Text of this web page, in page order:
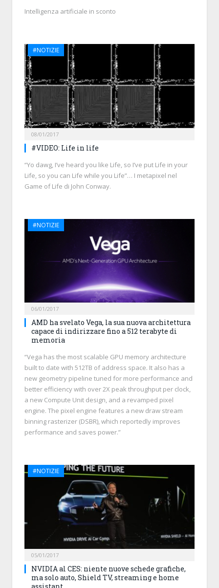
Intelligenza artificiale in sconto
#NOTIZIE
08/01/2017
#VIDEO: Life in life
“Yo dawg, I’ve heard you like Life, so I’ve put Life in your
Life, so you can Life while you Life”… I metapixel nel
Game of Life di John Conway.
#NOTIZIE
06/01/2017
AMD ha svelato Vega, la sua nuova architettura
capace di indirizzare fino a 512 terabyte di
memoria
“Vega has the most scalable GPU memory architecture
built to date with 512TB of address space. It also has a
new geometry pipeline tuned for more performance and
better efficiency with over 2X peak throughput per clock,
a new Compute Unit design, and a revamped pixel
engine. The pixel engine features a new draw stream
binning rasterizer (DSBR), which reportedly improves
performance and saves power.”
#NOTIZIE
05/01/2017
NVIDIA al CES: niente nuove schede grafiche,
ma solo auto, Shield TV, streaming e home
assistant